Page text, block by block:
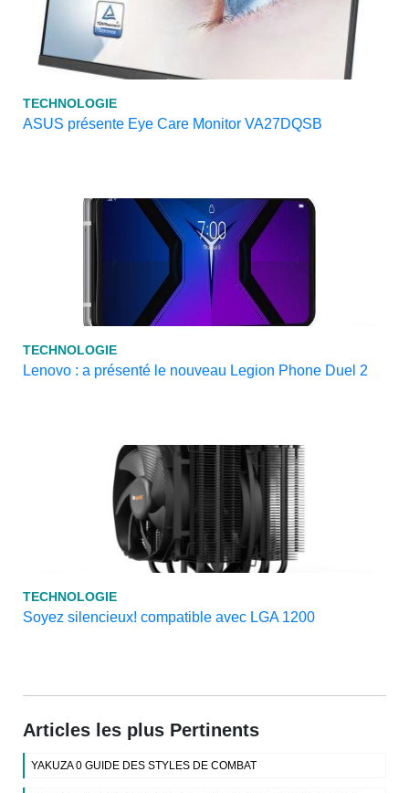
TECHNOLOGIE
ASUS présente Eye Care Monitor VA27DQSB
TECHNOLOGIE
Lenovo : a présenté le nouveau Legion Phone Duel 2
TECHNOLOGIE
Soyez silencieux! compatible avec LGA 1200
Articles les plus Pertinents
YAKUZA 0 GUIDE DES STYLES DE COMBAT